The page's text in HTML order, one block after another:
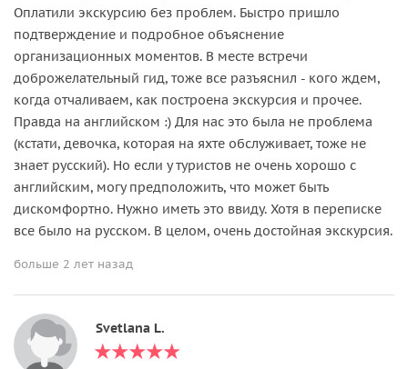
Оплатили экскурсию без проблем. Быстро пришло
подтверждение и подробное объяснение
организационных моментов. В месте встречи
доброжелательный гид, тоже все разъяснил - кого ждем,
когда отчаливаем, как построена экскурсия и прочее.
Правда на английском :) Для нас это была не проблема
(кстати, девочка, которая на яхте обслуживает, тоже не
знает русский). Но если у туристов не очень хорошо с
английским, могу предположить, что может быть
дискомфортно. Нужно иметь это ввиду. Хотя в переписке
все было на русском. В целом, очень достойная экскурсия.
больше 2 лет назад
Svetlana L.